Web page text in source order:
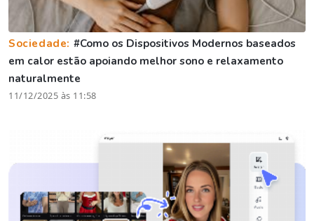
Sociedade: #Como os Dispositivos Modernos baseados
em calor estão apoiando melhor sono e relaxamento
naturalmente
11/12/2025 às 11:58